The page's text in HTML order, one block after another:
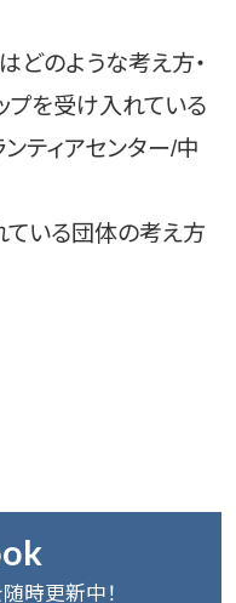
どのような考え方・
プを受け入れている
ンティアセンター/中
いる団体の考え方
時更新中！